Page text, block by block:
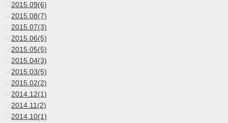
2015.09(6)
2015.08(7)
2015.07(3)
2015.06(5)
2015.05(5)
2015.04(3)
2015.03(5)
2015.02(2)
2014.12(1)
2014.11(2)
2014.10(1)